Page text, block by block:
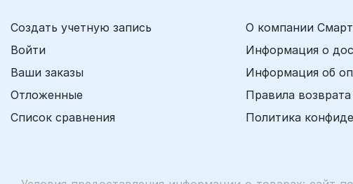
Создать учетную запись
Войти
Ваши заказы
Отложенные
Список сравнения
О компании
Информация о
Информация об
Правила
Политика